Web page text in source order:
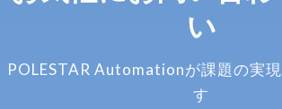
い
POLESTAR Automationが課題の実
す